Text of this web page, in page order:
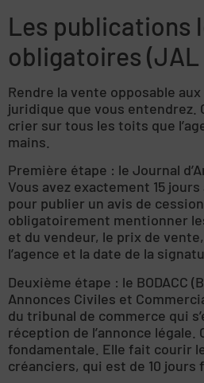
Les publications
obligatoires (JAL
Rendre la vente opposable
juridique que vous entendrez.
crier sur tous les toits que
mains.
Première étape : le Journal
Vous avez exactement 15
pour publier un avis de
obligatoirement mentionner
et du vendeur, le prix de
l’agence et la date de la
Deuxième étape : le BODACC
Annonces Civiles et
du tribunal de commerce qui
réception de l’annonce
fondamentale. Elle fait courir
créanciers, qui est de 10 jours